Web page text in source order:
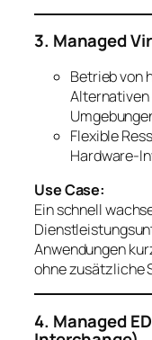
3. Managed
Betrieb von
Alternativen
Flexible
Hardware-
Use Case:
Ein schnell
Anwendungen
ohne zusätzliche
4. Managed